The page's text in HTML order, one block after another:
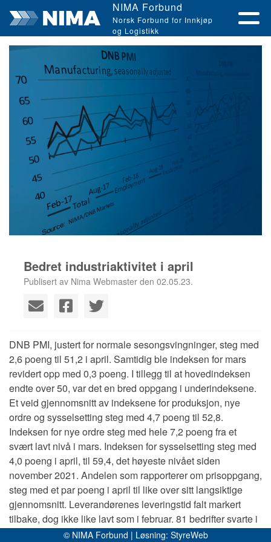
NIMA Forbund
Norsk Forbund for Innkjøp
og Logistikk
Bedret industriaktivitet i april
Publisert av Nima Webmaster den 02.05.23.
DNB PMI, justert for normale sesongsvingninger, steg med
2,6 poeng til 51,2 i april. Samtidig ble indeksen for mars
revidert opp med 0,3 poeng. I tillegg til at hovedindeksen
endte over 50, var det en bred oppgang i underindeksene.
Et veid gjennomsnitt av indeksene for produksjon, nye
ordre og sysselsetting steg med 4,7 poeng til 52,8.
Indeksen for nye ordre steg med hele 7,2 poeng fra et
svært lavt nivå i mars. Indeksen for sysselsetting steg med
4,0 poeng i april, til 59,4, det høyeste nivået siden
november 2021. Andelen som rapporterer om prisoppgang,
steg med et par poeng i april til like over sitt langsiktige
gjennomsnitt. Leverandørenes leveringstid falt markert
tilbake, dog ikke like lavt som i februar. 81 bedrifter svarte i
undersøkelsen i mars.© NIMA Forbund | Løsning: StyreWeb